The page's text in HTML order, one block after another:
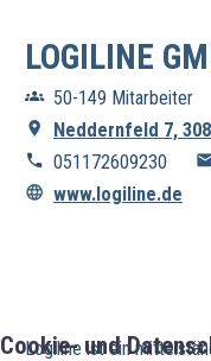
Cookie- und
LOGILINE
50-149 Mitarbeiter
Neddernfeld 7,
051172609230
www.logiline.de
Logiline ist ein